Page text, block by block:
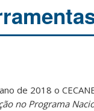
de 2018 o
no Programa